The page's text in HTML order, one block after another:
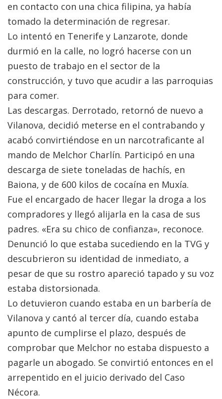
en contacto con una chica filipina, ya había
tomado la determinación de regresar.
Lo intentó en Tenerife y Lanzarote, donde
durmió en la calle, no logró hacerse con un
puesto de trabajo en el sector de la
construcción, y tuvo que acudir a las parroquias
para comer.
Las descargas. Derrotado, retornó de nuevo a
Vilanova, decidió meterse en el contrabando y
acabó convirtiéndose en un narcotraficante al
mando de Melchor Charlín. Participó en una
descarga de siete toneladas de hachís, en
Baiona, y de 600 kilos de cocaína en Muxía.
Fue el encargado de hacer llegar la droga a los
compradores y llegó alijarla en la casa de sus
padres. «Era su chico de confianza», reconoce.
Denunció lo que estaba sucediendo en la TVG y
descubrieron su identidad de inmediato, a
pesar de que su rostro apareció tapado y su voz
estaba distorsionada.
Lo detuvieron cuando estaba en un barbería de
Vilanova y cantó al tercer día, cuando estaba
apunto de cumplirse el plazo, después de
comprobar que Melchor no estaba dispuesto a
pagarle un abogado. Se convirtió entonces en el
arrepentido en el juicio derivado del Caso
Nécora.